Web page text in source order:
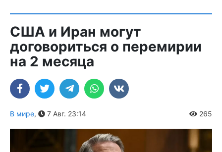
США и Иран могут
договориться о перемирии
на 2 месяца
В мире, 7 Авг. 23:14 265